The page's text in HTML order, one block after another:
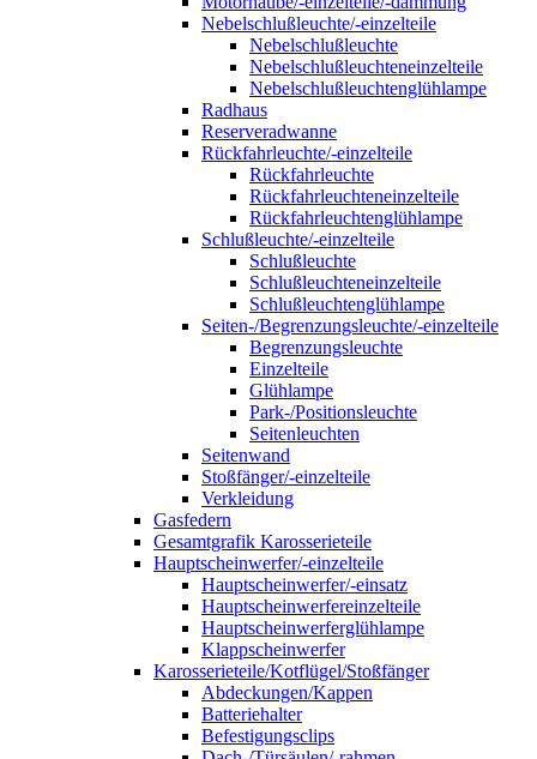
Nebelschlußleuchte/-einzelteile
Nebelschlußleuchte
Nebelschlußleuchteneinzelteile
Nebelschlußleuchtenglühlampe
Radhaus
Reserveradwanne
Rückfahrleuchte/-einzelteile
Rückfahrleuchte
Rückfahrleuchteneinzelteile
Rückfahrleuchtenglühlampe
Schlußleuchte/-einzelteile
Schlußleuchte
Schlußleuchteneinzelteile
Schlußleuchtenglühlampe
Seiten-/Begrenzungsleuchte/-einzelteile
Begrenzungsleuchte
Einzelteile
Glühlampe
Park-/Positionsleuchte
Seitenleuchten
Seitenwand
Stoßfänger/-einzelteile
Verkleidung
Gasfedern
Gesamtgrafik Karosserieteile
Hauptscheinwerfer/-einzelteile
Hauptscheinwerfer/-einsatz
Hauptscheinwerfereinzelteile
Hauptscheinwerferglühlampe
Klappscheinwerfer
Karosserieteile/Kotflügel/Stoßfänger
Abdeckungen/Kappen
Batteriehalter
Befestigungsclips